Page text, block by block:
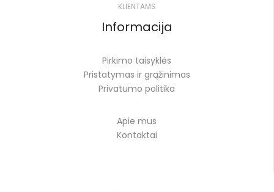
KLIENTAMS
Informacija
Pirkimo taisyklės
Pristatymas ir grąžinimas
Privatumo politika
Apie mus
Kontaktai